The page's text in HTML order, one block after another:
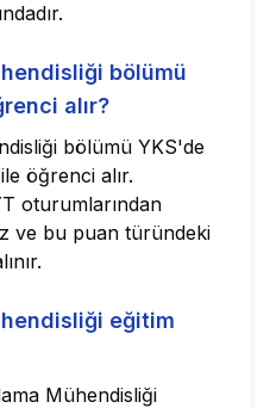
bölümü
alır?
bölümü YKS'de
öğrenci alır.
oturumlarından
ve bu puan türündeki
eğitim
Mühendisliği